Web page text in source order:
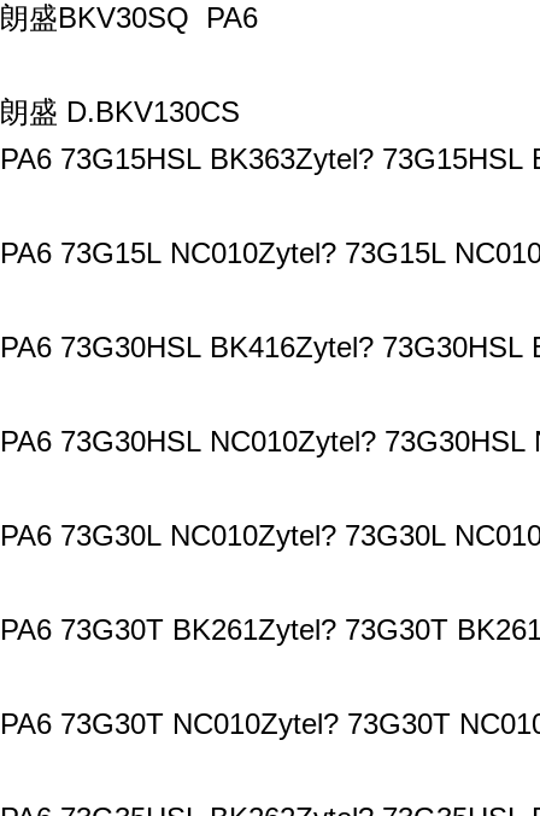
朗盛BKV30SQ PA6
朗盛 D.BKV130CS
PA6 73G15HSL BK363Zytel?
PA6 73G15L NC010Zytel? 73G15L
PA6 73G30HSL BK416Zytel?
PA6 73G30HSL NC010Zytel?
PA6 73G30L NC010Zytel? 73G30L
PA6 73G30T BK261Zytel? 73G30T
PA6 73G30T NC010Zytel? 73G30T